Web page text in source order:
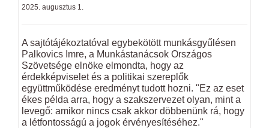
2025. augusztus 1.
A sajtótájékoztatóval egybekötött munkásgyűlésen
Palkovics Imre, a Munkástanácsok Országos
Szövetsége elnöke elmondta, hogy az
érdekképviselet és a politikai szereplők
együttműködése eredményt tudott hozni. "Ez az eset
ékes példa arra, hogy a szakszervezet olyan, mint a
levegő: amikor nincs csak akkor döbbenünk rá, hogy
a létfontosságú a jogok érvényesítéséhez."